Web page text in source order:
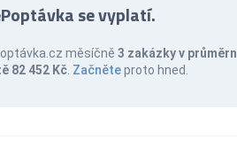
se vyplatí.
měsíčně 3 zakázky v
82 452 Kč Začněteproto hned.